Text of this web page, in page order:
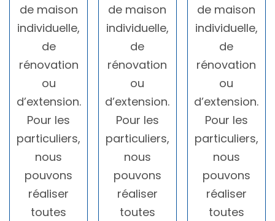
de maison
individuelle,
de
rénovation
ou
d’extension.
Pour les
particuliers,
nous
pouvons
réaliser
toutes
de maison
individuelle,
de
rénovation
ou
d’extension.
Pour les
particuliers,
nous
pouvons
réaliser
toutes
de maison
individuelle,
de
rénovation
ou
d’extension.
Pour les
particuliers,
nous
pouvons
réaliser
toutes